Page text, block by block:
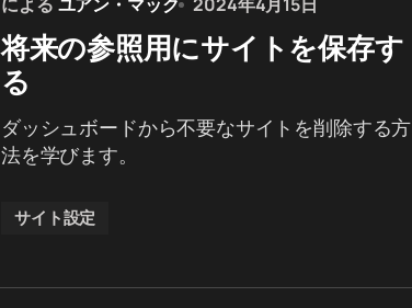
将来の参照用にサイトを保存す
る
ダッシュボードから不要なサイトを削除する方
法を学びます。
サイト設定